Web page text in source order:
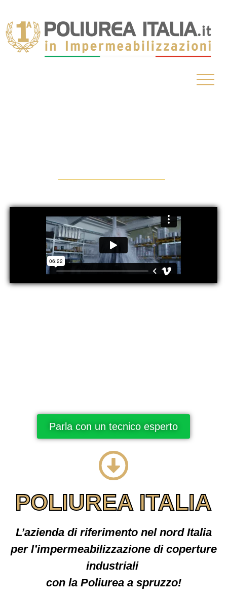
Parla con un tecnico esperto
POLIUREA ITALIA
L’azienda di riferimento nel nord Italia
per l’impermeabilizzazione di coperture
industriali
con la Poliurea a spruzzo!